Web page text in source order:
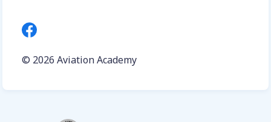
© 2026 Aviation Academy